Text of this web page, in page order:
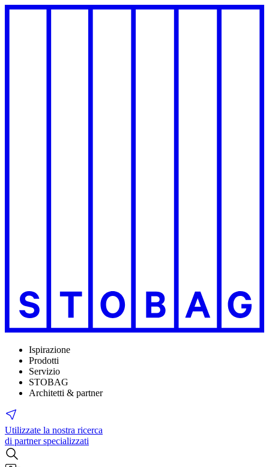
Ispirazione
Prodotti
Servizio
STOBAG
Architetti & partner
Utilizzate la nostra ricerca
di partner specializzati